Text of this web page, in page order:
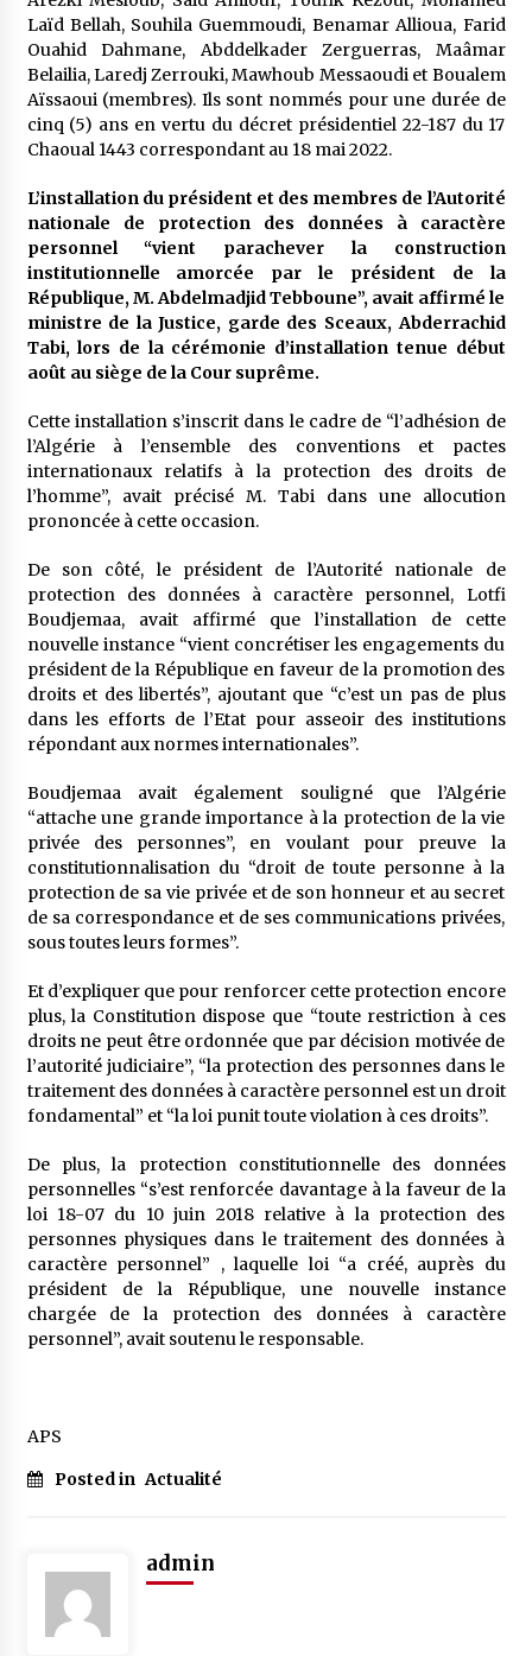
5 ans ago
Un conte targui/ Quand la tête est vide
5 ans ago
Tradition orale/ D’où viennent les contes et à
5 ans ago
Laïd Bellah, Souhila Guemmoudi, Benamar Allioua, Farid
Ouahid Dahmane, Abddelkader Zerguerras, Maâmar
Belailia, Laredj Zerrouki, Mawhoub Messaoudi et Boualem
Aïssaoui (membres). Ils sont nommés pour une durée de
cinq (5) ans en vertu du décret présidentiel 22-187 du 17
Chaoual 1443 correspondant au 18 mai 2022.
L’installation du président et des membres de l’Autorité
nationale de protection des données à caractère
personnel “vient parachever la construction
institutionnelle amorcée par le président de la
République, M. Abdelmadjid Tebboune”, avait affirmé le
ministre de la Justice, garde des Sceaux, Abderrachid
Tabi, lors de la cérémonie d’installation tenue début
août au siège de la Cour suprême.
Cette installation s’inscrit dans le cadre de “l’adhésion de
l’Algérie à l’ensemble des conventions et pactes
internationaux relatifs à la protection des droits de
l’homme”, avait précisé M. Tabi dans une allocution
prononcée à cette occasion.
De son côté, le président de l’Autorité nationale de
protection des données à caractère personnel, Lotfi
Boudjemaa, avait affirmé que l’installation de cette
nouvelle instance “vient concrétiser les engagements du
président de la République en faveur de la promotion des
droits et des libertés”, ajoutant que “c’est un pas de plus
dans les efforts de l’Etat pour asseoir des institutions
répondant aux normes internationales”.
Boudjemaa avait également souligné que l’Algérie
“attache une grande importance à la protection de la vie
privée des personnes”, en voulant pour preuve la
constitutionnalisation du “droit de toute personne à la
protection de sa vie privée et de son honneur et au secret
de sa correspondance et de ses communications privées,
sous toutes leurs formes”.
Et d’expliquer que pour renforcer cette protection encore
plus, la Constitution dispose que “toute restriction à ces
droits ne peut être ordonnée que par décision motivée de
l’autorité judiciaire”, “la protection des personnes dans le
traitement des données à caractère personnel est un droit
fondamental” et “la loi punit toute violation à ces droits”.
De plus, la protection constitutionnelle des données
personnelles “s’est renforcée davantage à la faveur de la
loi 18-07 du 10 juin 2018 relative à la protection des
personnes physiques dans le traitement des données à
caractère personnel” , laquelle loi “a créé, auprès du
président de la République, une nouvelle instance
chargée de la protection des données à caractère
personnel”, avait soutenu le responsable.
APS
Posted in Actualité
admin